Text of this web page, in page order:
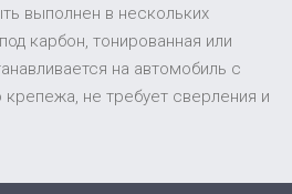
выполнен в нескольких
карбон, тонированная или
на автомобиль с
не требует сверления и